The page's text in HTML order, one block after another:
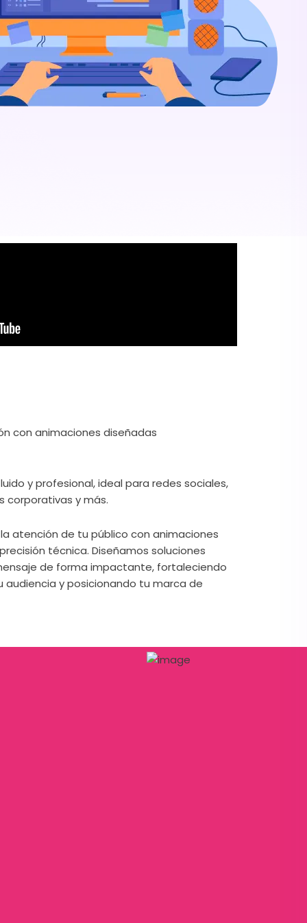
con animaciones diseñadas
y profesional, ideal para redes sociales,
corporativas y más.
atención de tu público con animaciones
técnica. Diseñamos soluciones
de forma impactante, fortaleciendo
audiencia y posicionando tu marca de